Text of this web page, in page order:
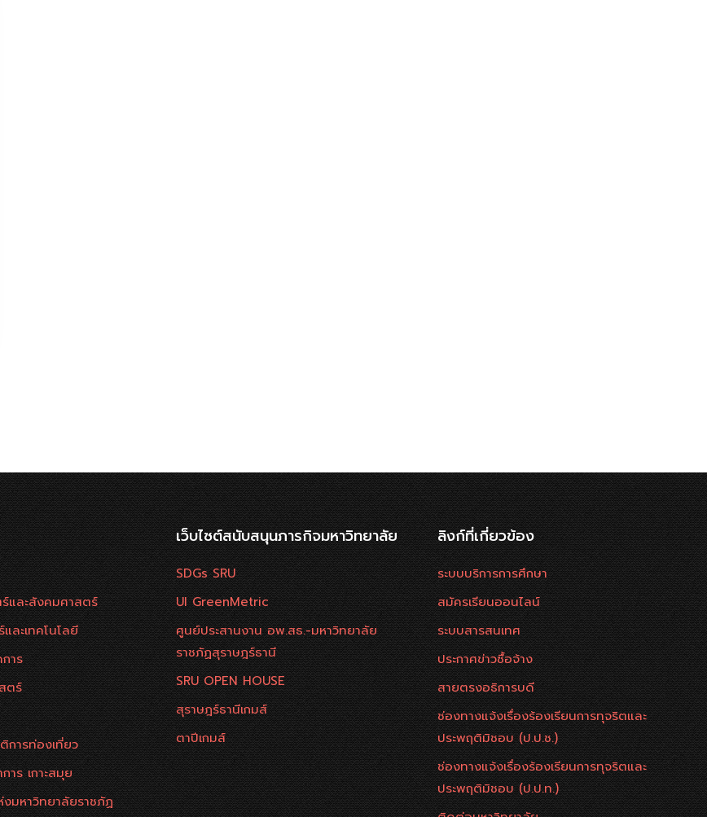
และสังคมศาสตร์
ละเทคโนโลยี
าร
ตร์
การท่องเที่ยว
าร เกาะสมุย
งมหาวิทยาลัยราชภัฏ
เว็บไซต์สนับสนุนภารกิจมหาวิทยาลัย
SDGs SRU
UI GreenMetric
ศูนย์ประสานงาน อพ.สธ.-มหาวิทยาลัย
ราชภัฏสุราษฎร์ธานี
SRU OPEN HOUSE
สุราษฎร์ธานีเกมส์
ตาปีเกมส์
ลิงก์ที่เกี่ยวข้อง
ระบบบริการการศึกษา
สมัครเรียนออนไลน์
ระบบสารสนเทศ
ประกาศข่าวซื้อจ้าง
สายตรงอธิการบดี
ช่องทางแจ้งเรื่องร้องเรียนการทุจริตและ
ประพฤติมิชอบ (ป.ป.ช.)
ช่องทางแจ้งเรื่องร้องเรียนการทุจริตและ
ประพฤติมิชอบ (ป.ป.ท.)